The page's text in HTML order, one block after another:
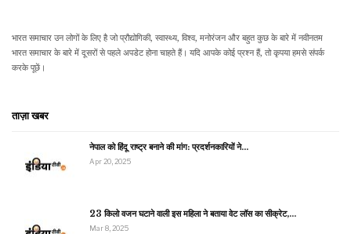
भारत समाचार उन लोगों के लिए है जो प्रौद्योगिकी, स्वास्थ्य, विश्व, मनोरंजन और बहुत कुछ के बारे में नवीनतम
भारत समाचार के बारे में दूसरों से पहले अपडेट होना चाहते हैं। यदि आपके कोई प्रश्न हैं, तो कृपया हमसे संपर्क
करके पूछें।
ताज़ा खबर
नेपाल को हिंदू राष्ट्र बनाने की मांग: प्रदर्शनकारियों ने…
Apr 20, 2025
23 किलो वजन घटाने वाली इस महिला ने बताया वेट लॉस का सीक्रेट,…
Mar 8, 2025